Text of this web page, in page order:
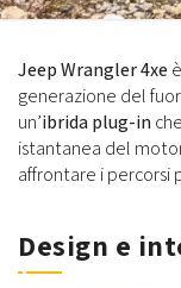
Jeep Wrangler 4xe
generazione del
un’ibrida plug-in
istantanea del
affrontare i percorsi
Design e